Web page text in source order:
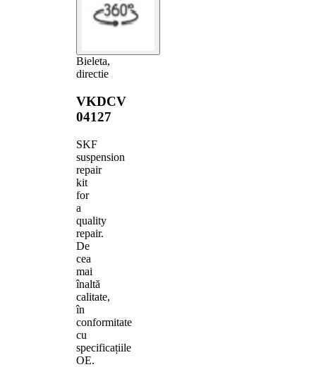
Bieleta,
directie
VKDCV
04127
SKF
suspension
repair
kit
for
a
quality
repair.
De
cea
mai
înaltă
calitate,
în
conformitate
cu
specificațiile
OE.